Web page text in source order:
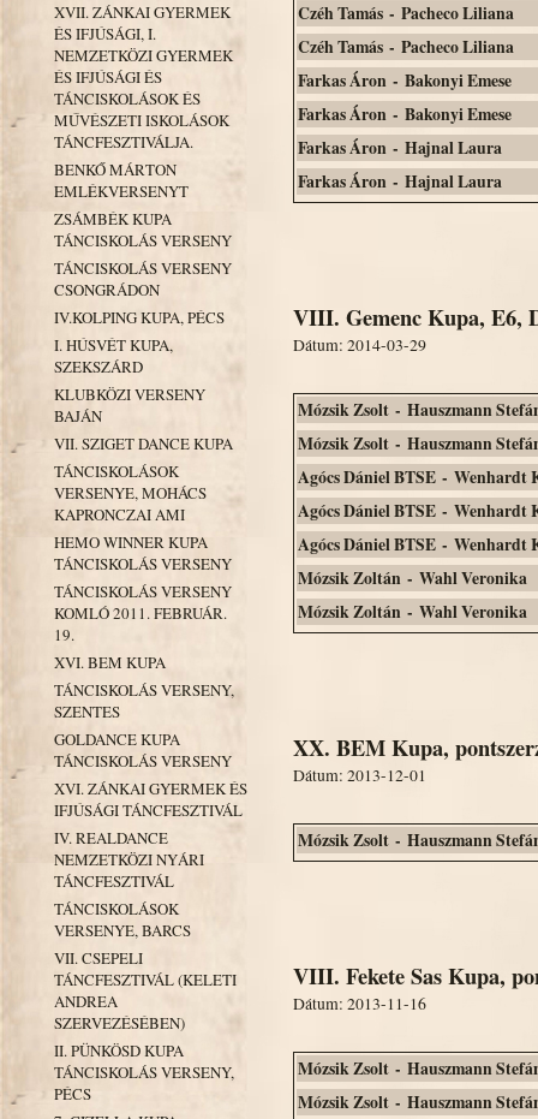
XVII. ZÁNKAI GYERMEK
ÉS IFJÚSÁGI, I.
NEMZETKÖZI GYERMEK
ÉS IFJÚSÁGI ÉS
TÁNCISKOLÁSOK ÉS
MŰVÉSZETI ISKOLÁSOK
TÁNCFESZTIVÁLJA.
BENKŐ MÁRTON
EMLÉKVERSENYT
ZSÁMBÉK KUPA
TÁNCISKOLÁS VERSENY
TÁNCISKOLÁS VERSENY
CSONGRÁDON
IV.KOLPING KUPA, PÉCS
I. HÚSVÉT KUPA,
SZEKSZÁRD
KLUBKÖZI VERSENY
BAJÁN
VII. SZIGET DANCE KUPA
TÁNCISKOLÁSOK
VERSENYE, MOHÁCS
KAPRONCZAI AMI
HEMO WINNER KUPA
TÁNCISKOLÁS VERSENY
TÁNCISKOLÁS VERSENY
KOMLÓ 2011. FEBRUÁR.
19.
XVI. BEM KUPA
TÁNCISKOLÁS VERSENY,
SZENTES
GOLDANCE KUPA
TÁNCISKOLÁS VERSENY
XVI. ZÁNKAI GYERMEK ÉS
IFJÚSÁGI TÁNCFESZTIVÁL
IV. REALDANCE
NEMZETKÖZI NYÁRI
TÁNCFESZTIVÁL
TÁNCISKOLÁSOK
VERSENYE, BARCS
VII. CSEPELI
TÁNCFESZTIVÁL (KELETI
ANDREA
SZERVEZÉSÉBEN)
II. PÜNKÖSD KUPA
TÁNCISKOLÁS VERSENY,
PÉCS
Czéh Tamás - Pacheco Liliana
Czéh Tamás - Pacheco Liliana
Farkas Áron - Bakonyi Emese
Farkas Áron - Bakonyi Emese
Farkas Áron - Hajnal Laura
Farkas Áron - Hajnal Laura
VIII. Gemenc Kupa, E6,
Dátum: 2014-03-29
Mózsik Zsolt - Hauszmann
Mózsik Zsolt - Hauszmann
Agócs Dániel BTSE - Wenhardt
Agócs Dániel BTSE - Wenhardt
Agócs Dániel BTSE - Wenhardt
Mózsik Zoltán - Wahl Veronika
Mózsik Zoltán - Wahl Veronika
XX. BEM Kupa,
Dátum: 2013-12-01
Mózsik Zsolt - Hauszmann
VIII. Fekete Sas Kupa,
Dátum: 2013-11-16
Mózsik Zsolt - Hauszmann
Mózsik Zsolt - Hauszmann